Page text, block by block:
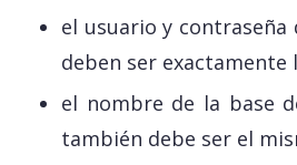
el usuario y contraseña
deben ser exactamente
el nombre de la base
también debe ser el